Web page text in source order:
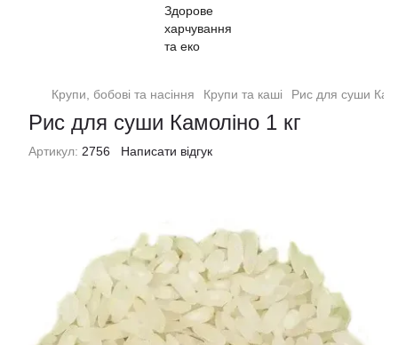
Крупи, бобові та насіння Крупи та каші Рис для суши
Рис для суши Камоліно 1 кг
Артикул: 2756 Написати відгук